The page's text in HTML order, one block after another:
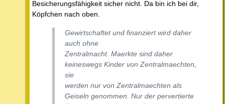
Besicherungsfähigkeit sicher nicht. Da bin ich bei dir,
Köpfchen nach oben.
Gewirtschaftet und finanziert wird daher
auch ohne
Zentralmacht. Maerkte sind daher
keineswegs Kinder von Zentralmaechten,
sie
werden nur von Zentralmaechten als
Geiseln genommen. Nur der pervertierte